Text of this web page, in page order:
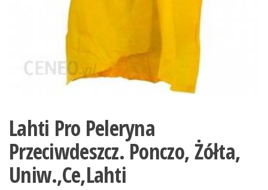
Lahti Pro Peleryna
Przeciwdeszcz. Ponczo, Żółta,
Uniw.,Ce,Lahti